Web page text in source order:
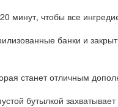
минут, чтобы все
банки и
станет отличным
бутылкой